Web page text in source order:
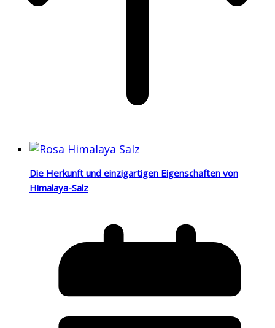
Die Herkunft und einzigartigen Eigenschaften von
Himalaya-Salz